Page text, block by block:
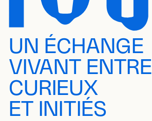
UN ÉCHANGE
VIVANT ENTRE
CURIEUX
ET INITIÉS